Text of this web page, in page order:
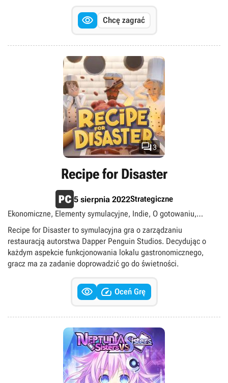
 Chcę zagrać
3
Recipe for Disaster
5 sierpnia 2022Strategiczne
Ekonomiczne, Elementy symulacyjne, Indie, O gotowaniu,
Singleplayer
Recipe for Disaster to symulacyjna gra o zarządzaniu
restauracją autorstwa Dapper Penguin Studios. Decydując o
każdym aspekcie funkcjonowania lokalu gastronomicznego,
gracz ma za zadanie doprowadzić go do świetności.
  Oceń Grę